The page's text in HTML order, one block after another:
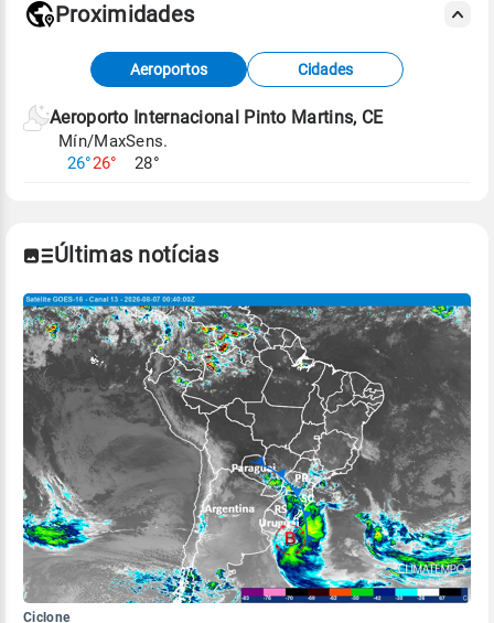
Fonte: dados combinados de estações
meteorológicas e satélite do Centro de Previsão
de Tempo e Estudos Climáticos (CPTEC).
Para obter mais informações sobre os dados
Proximidades
Aeroportos Cidades
Aeroporto Internacional Pinto Martins, CE
Mín/Max
26°26°
Sens.
28°
Últimas notícias
Ciclone